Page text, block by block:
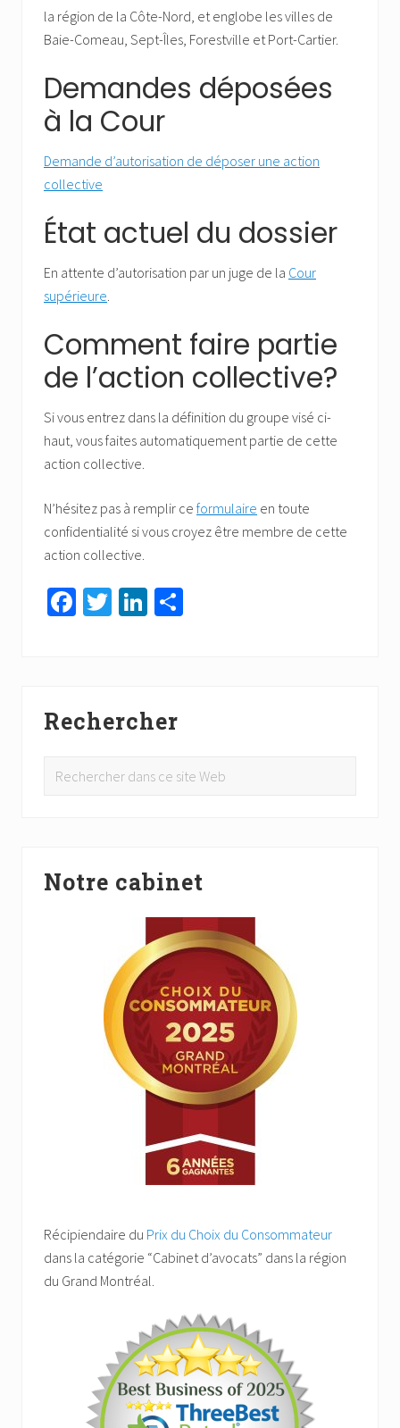
la région de la Côte-Nord, et englobe les villes de
Baie-Comeau, Sept-Îles, Forestville et Port-Cartier.
Demandes déposées
à la Cour
Demande d’autorisation de déposer une action
collective
État actuel du dossier
En attente d’autorisation par un juge de la Cour
supérieure.
Comment faire partie
de l’action collective?
Si vous entrez dans la définition du groupe visé ci-
haut, vous faites automatiquement partie de cette
action collective.
N’hésitez pas à remplir ce formulaire en toute
confidentialité si vous croyez être membre de cette
action collective.
Fa
ok
T
Li
Barre
latérale
principale
Rechercher
Rechercher
Notre cabinet
Récipiendaire du Prix du Choix du Consommateur
dans la catégorie “Cabinet d’avocats” dans la région
du Grand Montréal.